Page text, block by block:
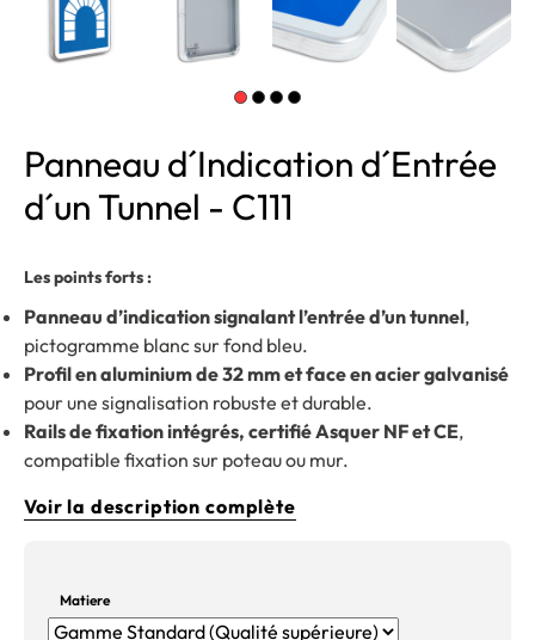
Panneau d´Indication d´Entrée
d´un Tunnel - C111
Les points forts :
Panneau d’indication signalant l’entrée d’un tunnel,
pictogramme blanc sur fond bleu.
Profil en aluminium de 32 mm et face en acier galvanisé
pour une signalisation robuste et durable.
Rails de fixation intégrés, certifié Asquer NF et CE,
compatible fixation sur poteau ou mur.
Voir la description complète
Matiere